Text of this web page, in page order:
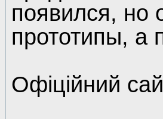
появился, но
прототипы,
Офіційний